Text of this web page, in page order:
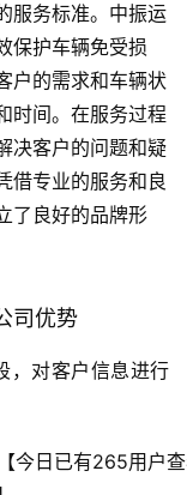
服务标准。中振运
保护车辆免受损
户的需求和车辆状
时间。在服务过程
决客户的问题和疑
借专业的服务和良
了良好的品牌形
司优势
，对客户信息进行